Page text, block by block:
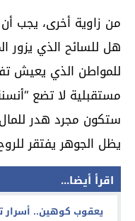
من زاوية أخرى، يجب
هل للسائح الذي يزور
للمواطن الذي يعيش
مستقبلية لا تضع
ستكون مجرد هدر
يظل الجوهر يفتقر
اقرأ أيضا...
يعقوب كوهين.. أسرار